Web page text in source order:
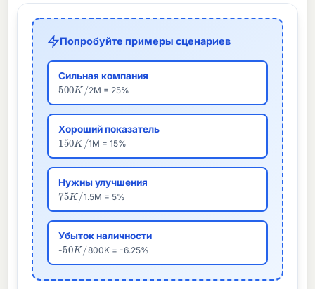
Попробуйте примеры сценариев
Сильная компания
500K /2M = 25%
Хороший показатель
150K/ 1M = 15%
Нужны улучшения
75K/ 1.5M = 5%
Убыток наличности
-50K /800K = -6.25%